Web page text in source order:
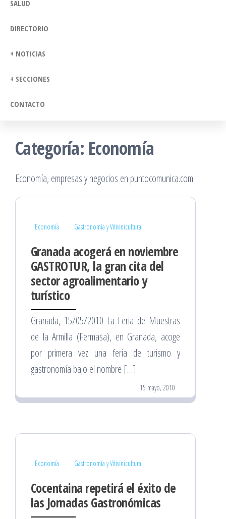
SALUD
DIRECTORIO
+ NOTICIAS
+ SECCIONES
CONTACTO
Categoría: Economía
Economía, empresas y negocios en puntocomunica.com
Economía Gastronomía y Vitivinicultura
Granada acogerá en noviembre
GASTROTUR, la gran cita del
sector agroalimentario y
turístico
Granada, 15/05/2010 La Feria de Muestras
de la Armilla (Fermasa), en Granada, acoge
por primera vez una feria de turismo y
gastronomía bajo el nombre […]
15 mayo, 2010
Economía Gastronomía y Vitivinicultura
Cocentaina repetirá el éxito de
las Jornadas Gastronómicas